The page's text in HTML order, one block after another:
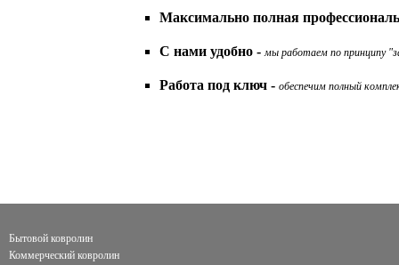
Максимально полная
С нами удобно - мы работаем по принципу
Работа под ключ - обеспечим полный
Бытовой ковролин
Коммерческий ковролин